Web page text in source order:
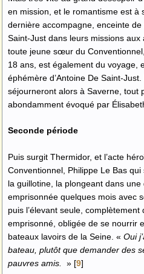
en mission, et le romantisme est à
dernière accompagne, enceinte
Saint-Just dans leurs missions aux
toute jeune sœur du
18 ans, est également du voyage,
éphémère d’Antoine De Saint-
séjourneront alors à Saverne, tout
abondamment évoqué par
Seconde période
Puis surgit Thermidor, et l’acte
Conventionnel, Philippe Le Bas
la guillotine, la plongeant dans
emprisonnée quelques mois avec
puis l’élevant seule,
emprisonné, obligée de se nourrir
bateaux lavoirs de la Seine. « Oui
bateau, plutôt que demander des
pauvres amis.
»[9]